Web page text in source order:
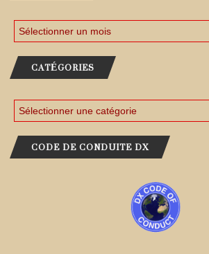
CATÉGORIES
CODE DE CONDUITE DX